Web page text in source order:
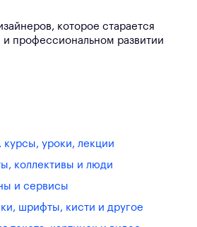
которое старается
и профессиональном развитии
курсы, уроки, лекции
коллективы и люди
и сервисы
шрифты, кисти и другое